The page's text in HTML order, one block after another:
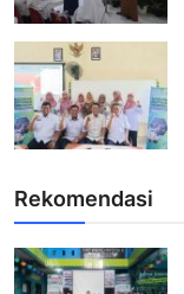
Rekomendasi